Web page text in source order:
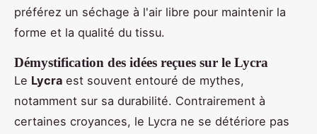
préférez un séchage à l'air libre pour maintenir la
forme et la qualité du tissu.
Démystification des idées reçues sur le Lycra
Le Lycra est souvent entouré de mythes,
notamment sur sa durabilité. Contrairement à
certaines croyances, le Lycra ne se détériore pas